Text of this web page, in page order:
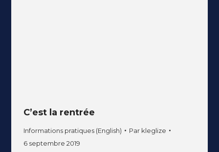
C’est la rentrée
Informations pratiques (English) Par kleglize
6 septembre 2019